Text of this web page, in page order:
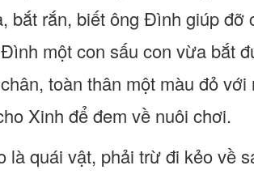
bắt rắn, biết ông Đình giúp
một con sấu con vừa bắt
toàn thân một màu đỏ
Xinh để đem về nuôi chơi.
là quái vật, phải trừ đi kẻo về